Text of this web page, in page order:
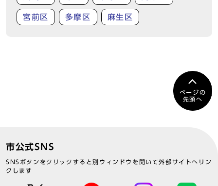
宮前区 多摩区 麻生区
ページの
先頭へ
市公式SNS
SNSボタンをクリックすると別ウィンドウを開いて外部サイトへリン
クします